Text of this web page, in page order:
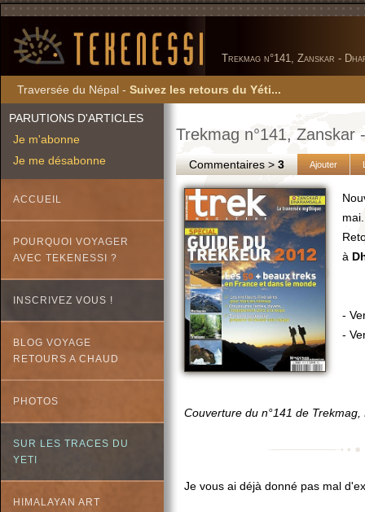
Trekmag n°141, Zanskar -
Traversée du Népal - Suivez les retours du Yéti...
PARUTIONS D'ARTICLES
Je m'abonne
Je me désabonne
ACCUEIL
POURQUOI VOYAGER
AVEC TEKENESSI ?
INSCRIVEZ VOUS !
BLOG VOYAGE
RETOURS A CHAUD
PHOTOS
SUR LES TRACES DU
YETI
HIMALAYAN ART
Trekmag n°141, Zanskar
Commentaires >3 Ajouter
mai.
à
-
-
Couverture du n°141 de Trekmag,
Je vous ai déjà donné pas mal